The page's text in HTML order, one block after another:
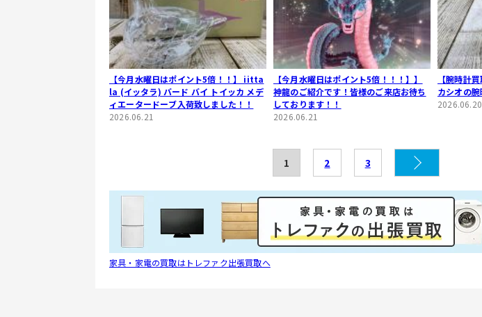
【今月水曜日はポイント5倍！！】 iitta
la (イッタラ) バード バイ トイッカ メデ
ィエータードーブ入荷致しました！！
2026.06.21
【今月水曜日はポイント5倍！！！】】
神龍のご紹介です！皆様のご来店お待ち
しております！！
2026.06.21
【腕時計
カシオの腕
2026.06.20
1 2 3
家具・家電の買取はトレファク出張買取へ